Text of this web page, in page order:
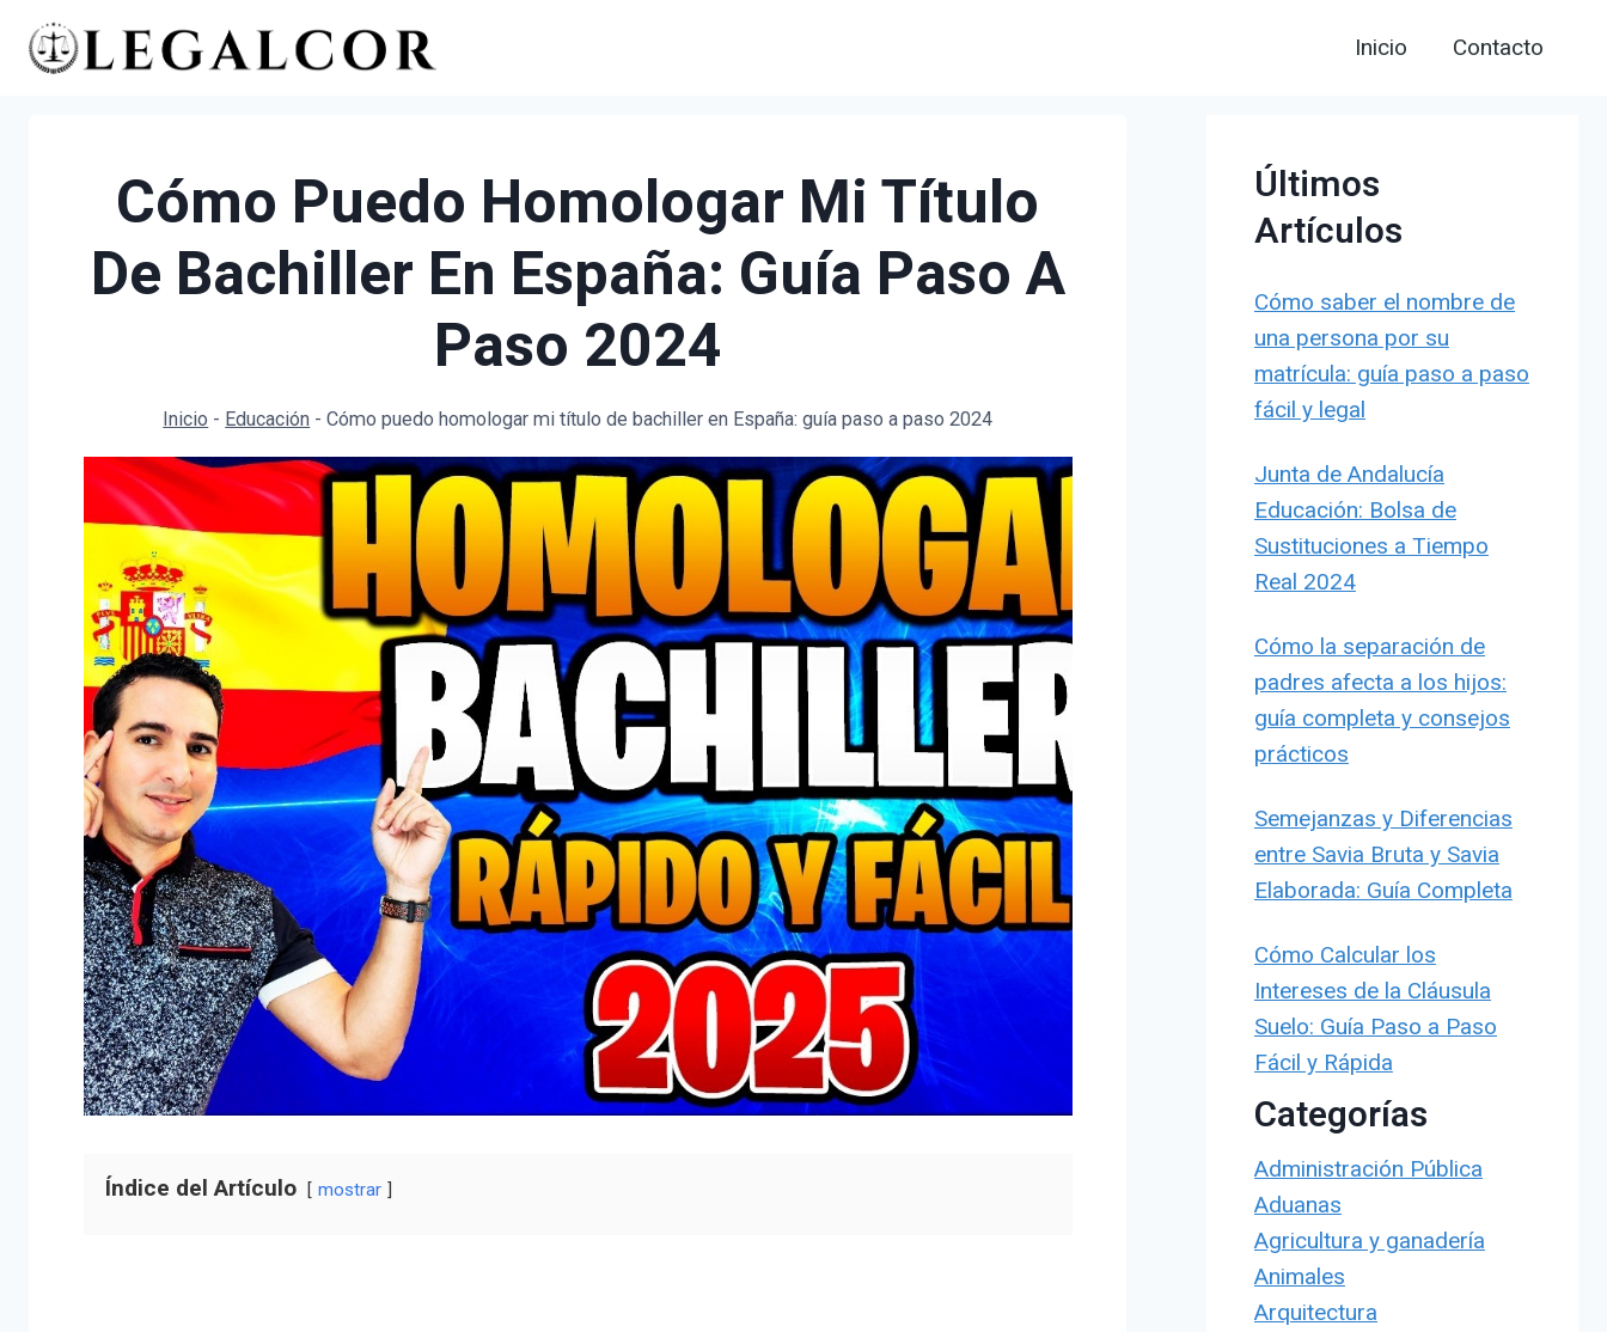
Saltar
Inicio Contacto
Cómo Puedo Homologar Mi Título
De Bachiller En España: Guía Paso A
Paso 2024
Inicio - Educación -Cómo puedo homologar mi título de bachiller en España: guía paso a paso 2024
Índice del Artículo mostrar
Últimos
Artículos
Cómo saber el nombre de
una persona por su
matrícula: guía paso a paso
fácil y legal
Junta de Andalucía
Educación: Bolsa de
Sustituciones a Tiempo
Real 2024
Cómo la separación de
padres afecta a los hijos:
guía completa y consejos
prácticos
Semejanzas y Diferencias
entre Savia Bruta y Savia
Elaborada: Guía Completa
Cómo Calcular los
Intereses de la Cláusula
Suelo: Guía Paso a Paso
Fácil y Rápida
Categorías
Administración Pública
Aduanas
Agricultura y ganadería
Animales
Arquitectura